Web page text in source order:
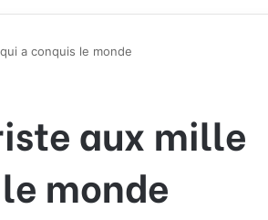
a conquis le monde
aux mille
monde